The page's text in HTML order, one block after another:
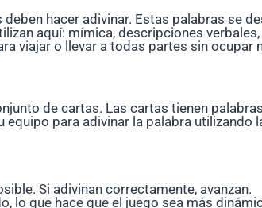
hacer adivinar. Estas palabras se
aquí: mímica, descripciones
viajar o llevar a todas partes sin ocupar
de cartas. Las cartas tienen
equipo para adivinar la palabra utilizando
Si adivinan correctamente, avanzan.
lo que hace que el juego sea más